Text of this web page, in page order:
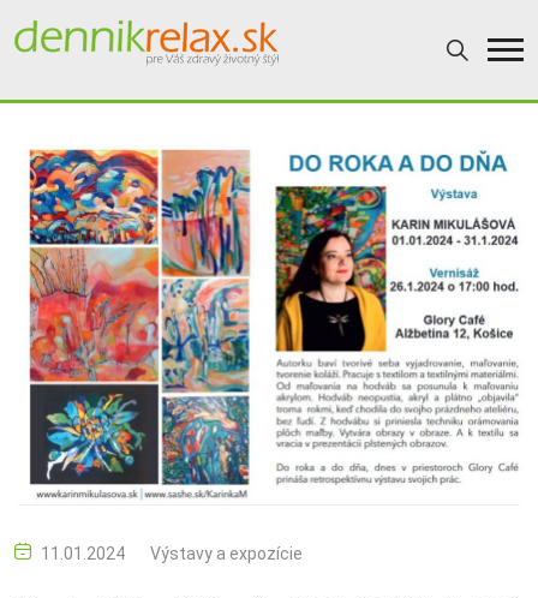
11.01.2024 Výstavy a expozície